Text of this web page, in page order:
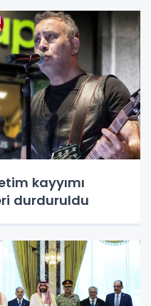
kayyımı
durduruldu